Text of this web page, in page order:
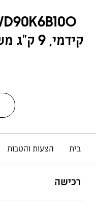
בית הצעות והטבות
רכישה